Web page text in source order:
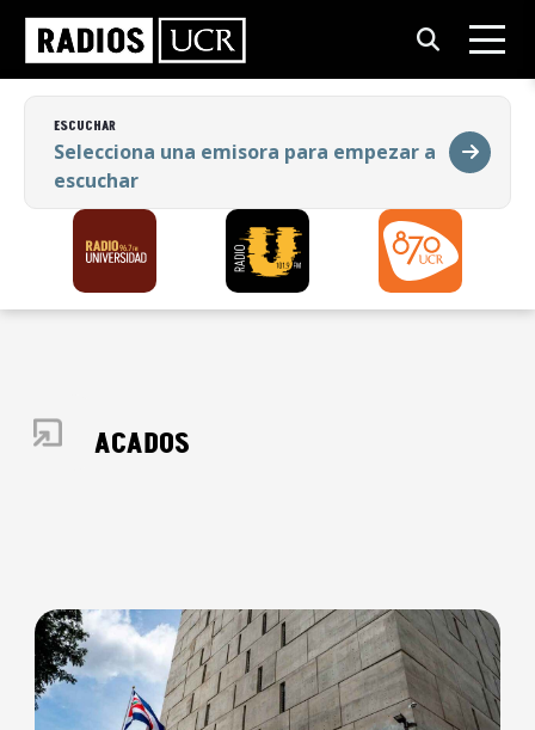
ESCUCHAR
Selecciona una emisora para empezar a
escuchar
ESCUCHAR
Selecciona una emisora para empezar a
escuchar
DESTACADOS